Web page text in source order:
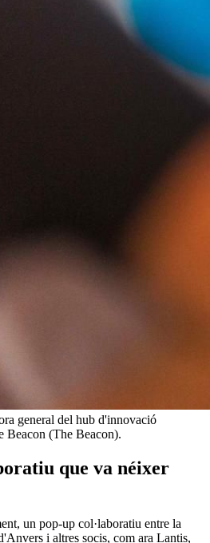
general del hub d'innovació
Beacon (The Beacon).
que va néixer
un pop-up col·laboratiu entre la
i altres socis, com ara Lantis,